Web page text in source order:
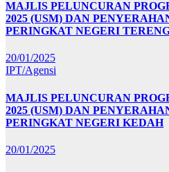
MAJLIS PELUNCURAN
2025 (USM) DAN
PERINGKAT NEGERI
20/01/2025
IPT/Agensi
MAJLIS PELUNCURAN
2025 (USM) DAN
PERINGKAT NEGERI KEDAH
20/01/2025